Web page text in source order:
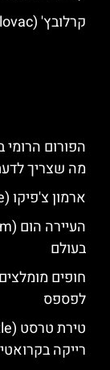
קרלובץ' (Karlovac) מלונות מומלצים
מה שצריך
ארמון צ'פיקו (Cipiko Palace) בעיר טרוגיר בקרואטיה
בעולם
חופים
לפספס
רייקה